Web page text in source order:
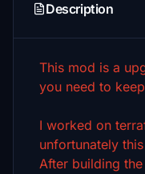
Description
This mod is a
you need to
I worked on
unfortunately
After building